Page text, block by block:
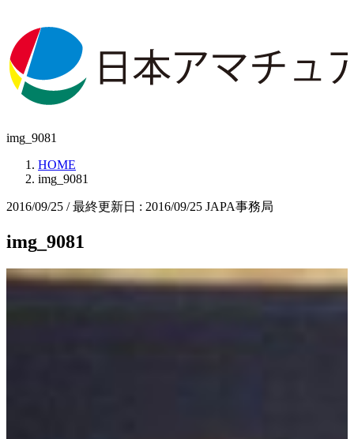
img_9081
HOME
img_9081
2016/09/25 / 最終更新日 : 2016/09/25 JAPA事務局
img_9081